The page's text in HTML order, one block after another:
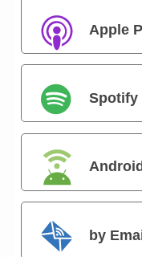
Apple
Spotify
Android
by